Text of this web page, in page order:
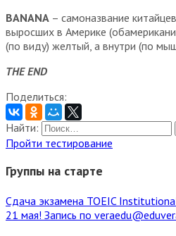
BANANA – самоназвание
выросших в Америке
(по виду) желтый, а внутри (по
THE END
Поделиться:
Найти:
Пройти тестирование
Группы на старте
Сдача экзамена TOEIC
21 мая! Запись по